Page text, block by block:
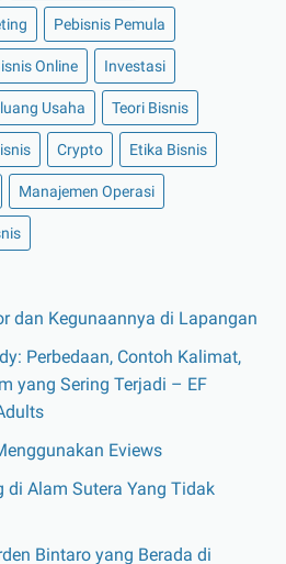
Pebisnis Pemula
Online Investasi
Usaha Teori Bisnis
Crypto Etika Bisnis
Manajemen Operasi
dan Kegunaannya di Lapangan
Perbedaan, Contoh Kalimat,
yang Sering Terjadi – EF
Eviews
di Alam Sutera Yang Tidak
Bintaro yang Berada di